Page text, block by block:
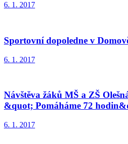
6. 1. 2017
Sportovní dopoledne v
6. 1. 2017
Návštěva žáků MŠ a ZŠ
&quot; Pomáháme 72
6. 1. 2017